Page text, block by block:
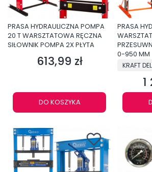
PRASA HYDRAULICZNA POMPA
20 T WARSZTATOWA RĘCZNA
SIŁOWNIK POMPA 2X PŁYTA
Cena
613,99 zł
DO KOSZYKA
PRASA
0-950 MM
KRAFT
1